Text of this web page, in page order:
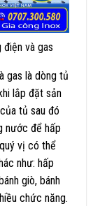
và gas
gas là dòng tủ
lắp đặt sản
tủ sau đó
nước để hấp
vị có thể
như: hấp
giò, bánh
chức năng.